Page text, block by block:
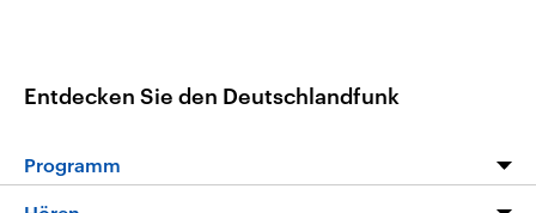
Entdecken Sie den Deutschlandfunk
Programm
Programm